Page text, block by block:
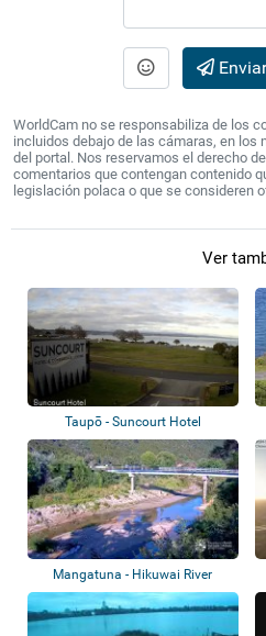
Enviar
WorldCam no se responsabiliza de los
incluidos debajo de las cámaras, en los
del portal. Nos reservamos el derecho
comentarios que contengan contenido
legislación polaca o que se consideren
Ver
Taupō - Suncourt Hotel
Mangatuna - Hikuwai River